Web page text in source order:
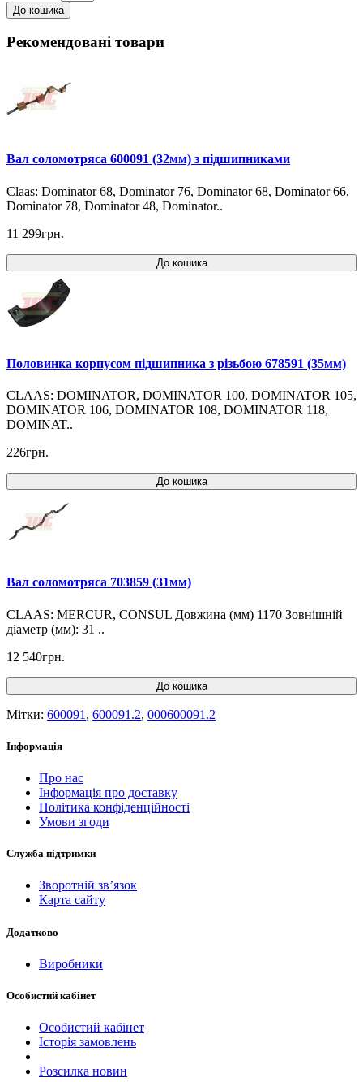
До кошика
Рекомендовані товари
Вал соломотряса 600091 (32мм) з підшипниками
Claas: Dominator 68, Dominator 76, Dominator 68, Dominator 66,
Dominator 78, Dominator 48, Dominator..
11 299грн.
До кошика
Половинка корпусом підшипника з різьбою 678591 (35мм)
CLAAS: DOMINATOR, DOMINATOR 100, DOMINATOR 105,
DOMINATOR 106, DOMINATOR 108, DOMINATOR 118,
DOMINAT..
226грн.
До кошика
Вал соломотряса 703859 (31мм)
CLAAS: MERCUR, CONSUL Довжина (мм) 1170 Зовнішній
діаметр (мм): 31 ..
12 540грн.
До кошика
Мітки: 600091 , 600091.2, 000600091.2
Інформація
Про нас
Інформація про доставку
Політика конфіденційності
Умови згоди
Служба підтримки
Зворотній зв’язок
Карта сайту
Додатково
Виробники
Особистий кабінет
Особистий кабінет
Історія замовлень
Розсилка новин